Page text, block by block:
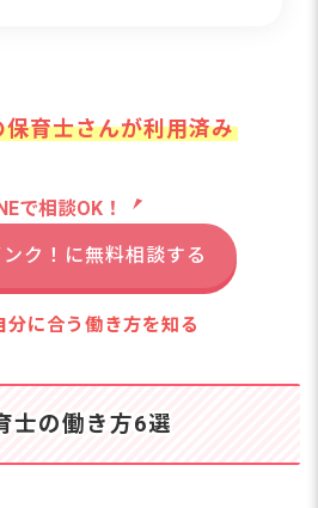
育士さんが利用済み
で相談OK！
ク！に無料相談する
分に合う働き方を知る
士の働き方6選